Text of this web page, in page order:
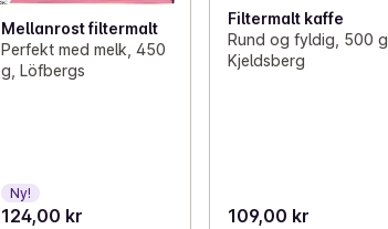
Mellanrost filtermalt
Perfekt med melk, 450
g, Löfbergs
Ny!
124,00 kr
Filtermalt kaffe
Rund og fyldig, 500 g,
Kjeldsberg
109,00 kr